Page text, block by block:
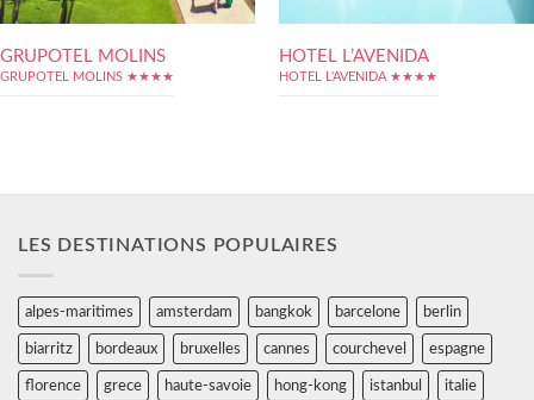
GRUPOTEL MOLINS
GRUPOTEL MOLINS ★★★★
HOTEL L’AVENIDA
HOTEL L'AVENIDA ★★★★
LES DESTINATIONS POPULAIRES
alpes-maritimes amsterdam bangkok barcelone berlin
biarritz bordeaux bruxelles cannes courchevel espagne
florence grece haute-savoie hong-kong istanbul italie